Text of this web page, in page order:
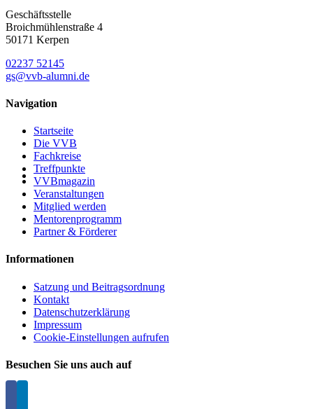
Geschäftsstelle
Broichmühlenstraße 4
50171 Kerpen
02237 52145
gs@vvb-alumni.de
Navigation
Startseite
Die VVB
Fachkreise
Treffpunkte
VVBmagazin
Veranstaltungen
Mitglied werden
Mentorenprogramm
Partner & Förderer
Informationen
Satzung und Beitragsordnung
Kontakt
Datenschutzerklärung
Impressum
Cookie-Einstellungen aufrufen
Besuchen Sie uns auch auf